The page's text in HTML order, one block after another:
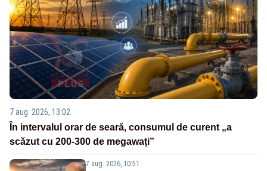
7 aug. 2026, 13:02
În intervalul orar de seară, consumul de curent „a
scăzut cu 200-300 de megawați”
7 aug. 2026, 10:51